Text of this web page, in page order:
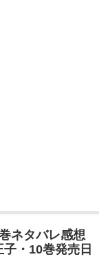
ネタバレ感想
・10巻発売日